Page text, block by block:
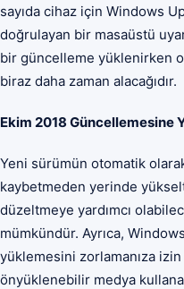
sayıda cihaz için Windows
doğrulayan bir masaüstü
bir güncelleme yüklenirken
biraz daha zaman alacağıdır.
Ekim 2018 Güncellemesine
Yeni sürümün otomatik olarak
kaybetmeden yerinde
düzeltmeye yardımcı
mümkündür. Ayrıca,
yüklemesini zorlamanıza
önyüklenebilir medya